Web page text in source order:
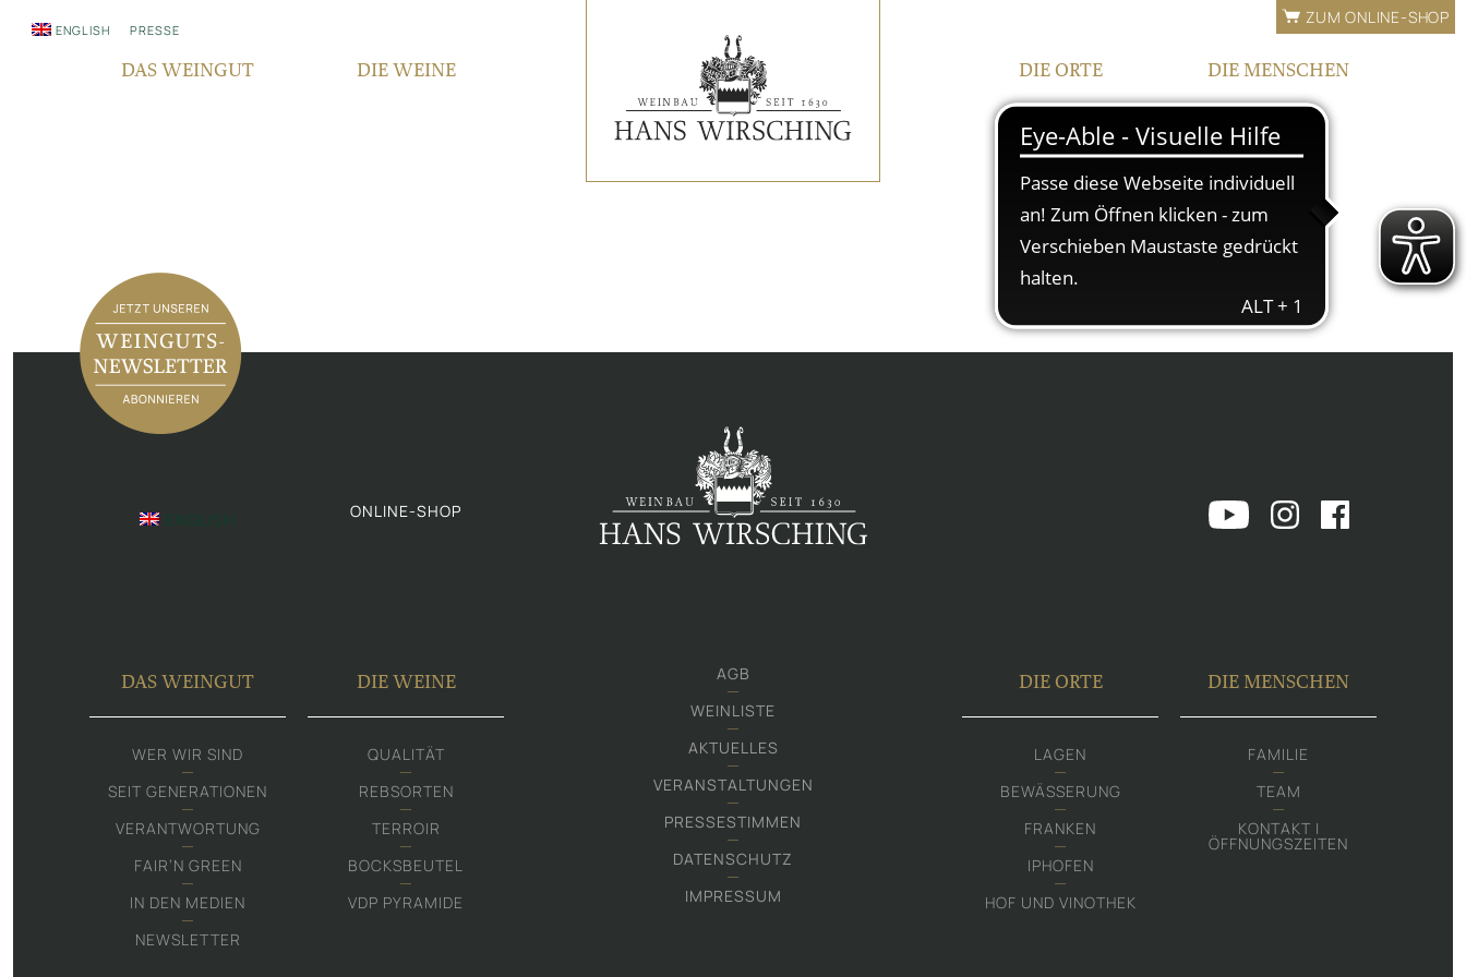
DAS WEINGUT
IN DEN MEDIEN
NEWSLETTER
DIE WEINE DIE ORTE
LAGEN
BEWÄSSERUNG
IPHOFEN
HOF UND VINOTHEK
DIE MENSCHEN
FAMILIE
TEAM
ÖFFNUNGSZEITEN
ENGLISH PRESSE
ZUM ONLINE-SHOP
ENGLISH ONLINE-SHOP
DAS WEINGUT
WER WIR SIND
SEIT GENERATIONEN
VERANTWORTUNG
FAIR‘N GREEN
IN DEN MEDIEN
NEWSLETTER
DIE WEINE
QUALITÄT
REBSORTEN
TERROIR
BOCKSBEUTEL
VDP PYRAMIDE
AGB
WEINLISTE
AKTUELLES
VERANSTALTUNGEN
PRESSESTIMMEN
DATENSCHUTZ
IMPRESSUM
DIE ORTE
LAGEN
BEWÄSSERUNG
FRANKEN
IPHOFEN
HOF UND VINOTHEK
DIE MENSCHEN
FAMILIE
TEAM
KONTAKT |
ÖFFNUNGSZEITEN